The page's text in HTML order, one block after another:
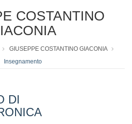
COSTANTINO
GIUSEPPE COSTANTINO GIACONIA
Insegnamento
DI